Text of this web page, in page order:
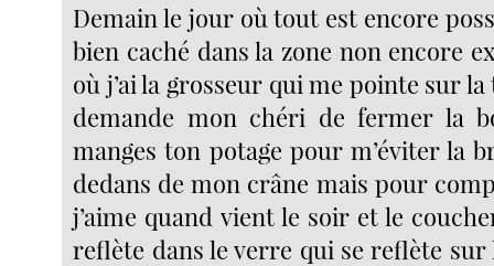
Demain le jour où tout est encore
bien caché dans la zone non encore
où j’ai la grosseur qui me pointe sur
demande mon chéri de fermer la
manges ton potage pour m’éviter la
dedans de mon crâne mais pour
j’aime quand vient le soir et le
reflète dans le verre qui se reflète sur